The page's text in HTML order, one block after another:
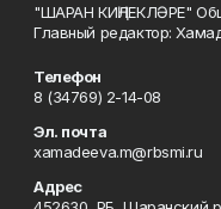
"ШАРАН КИҢЛЕКЛӘРЕ"
Главный редактор:
Телефон
8 (34769) 2-14-08
Эл. почта
xamadeeva.m@rbsmi.ru
Адрес